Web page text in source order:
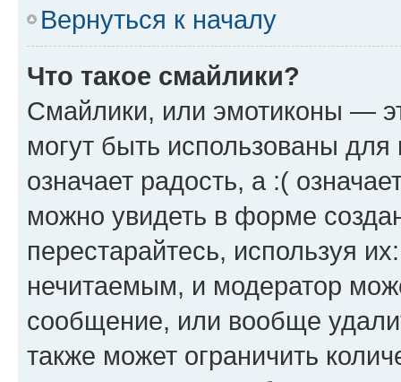
Вернуться к началу
Что такое смайлики?
Смайлики, или эмотиконы —
могут быть использованы
означает радость, а :(
можно увидеть в форме
перестарайтесь, используя
нечитаемым, и модератор
сообщение, или вообще
также может ограничить